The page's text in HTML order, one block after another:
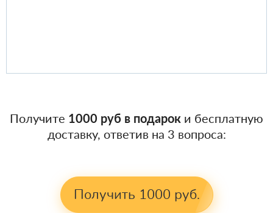
Получите 1000 руб в подарок и бесплатную
доставку, ответив на 3 вопроса:
Получить 1000 руб.